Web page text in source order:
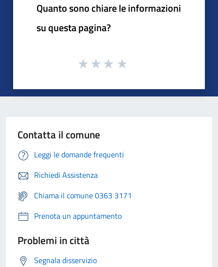
Quanto sono chiare le informazioni
su questa pagina?
Contatta il comune
Leggi le domande frequenti
Richiedi Assistenza
Chiama il comune 0363 3171
Prenota un appuntamento
Problemi in città
Segnala disservizio